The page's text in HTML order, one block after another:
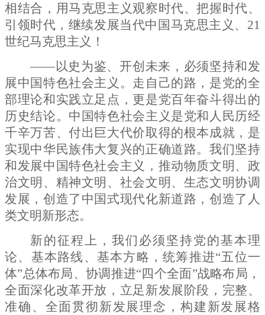
相结合，用马克思主义观察时代、把握时代、
引领时代，继续发展当代中国马克思主义、 21
世纪马克思主义！
——以史为鉴、开创未来，必须坚持和发
展中国特色社会主义。走自己的路，是党的全
部理论和实践立足点，更是党百年奋斗得出的
历史结论。中国特色社会主义是党和人民历经
千辛万苦、付出巨大代价取得的根本成就，是
实现中华民族伟大复兴的正确道路。我们坚持
和发展中国特色社会主义，推动物质文明、政
治文明、精神文明、社会文明、生态文明协调
发展，创造了中国式现代化新道路，创造了人
类文明新形态。
新的征程上，我们必须坚持党的基本理
论、基本路线、基本方略，统筹推进“五位一
体”总体布局、协调推进“四个全面”战略布局，
全面深化改革开放，立足新发展阶段，完整、
准确、全面贯彻新发展理念，构建新发展格